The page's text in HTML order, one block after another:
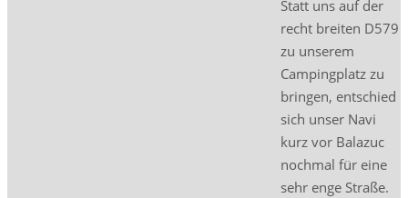
Statt uns auf der
recht breiten D579
zu unserem
Campingplatz zu
bringen, entschied
sich unser Navi
kurz vor Balazuc
nochmal für eine
sehr enge Straße.